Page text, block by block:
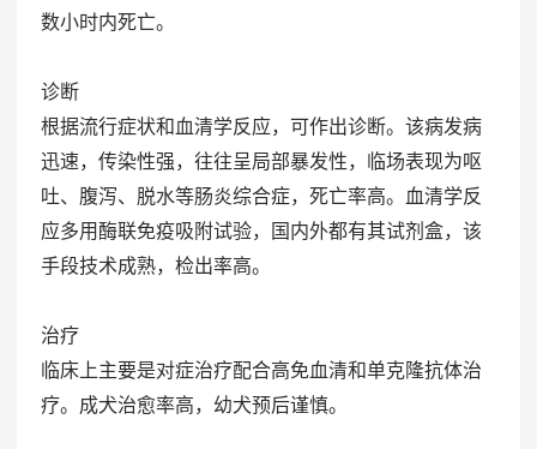
数小时内死亡。
诊断
根据流行症状和血清学反应，可作出诊断。该病发病
迅速，传染性强，往往呈局部暴发性，临场表现为呕
吐、腹泻、脱水等肠炎综合症，死亡率高。血清学反
应多用酶联免疫吸附试验，国内外都有其试剂盒，该
手段技术成熟，检出率高。
治疗
临床上主要是对症治疗配合高免血清和单克隆抗体治
疗。成犬治愈率高，幼犬预后谨慎。